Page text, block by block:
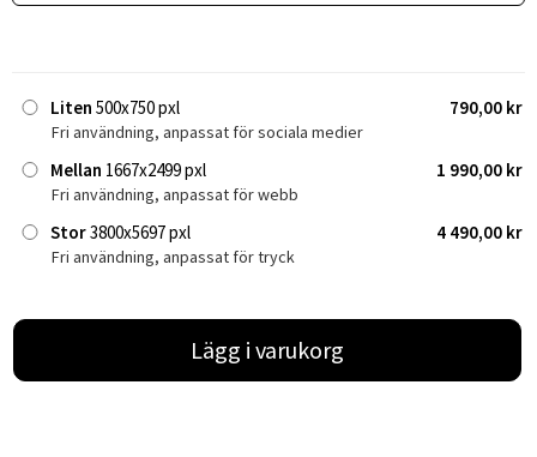
Liten 500x750 pxl 790,00 kr
Fri användning, anpassat för sociala medier
Mellan 1667x2499 pxl 1 990,00 kr
Fri användning, anpassat för webb
Stor3800x5697 pxl 4 490,00 kr
Fri användning, anpassat för tryck
Lägg i varukorg